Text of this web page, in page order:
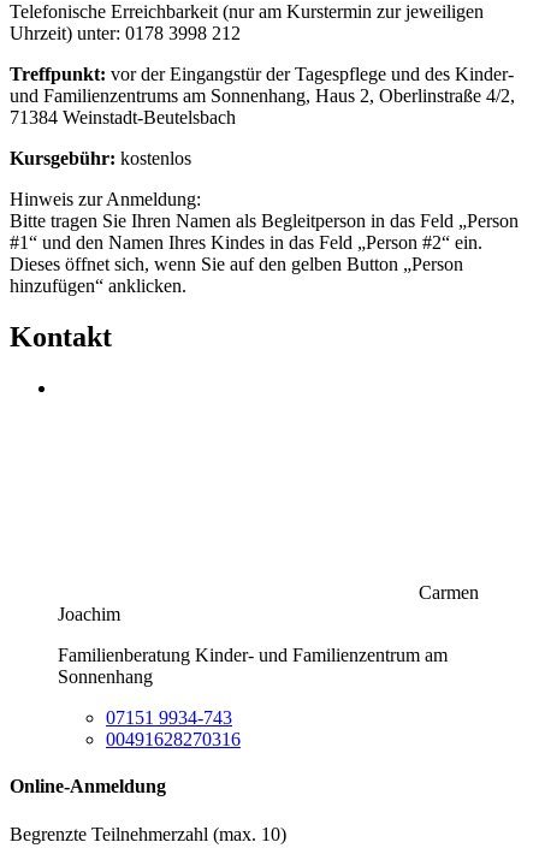
Telefonische Erreichbarkeit (nur am Kurstermin zur jeweiligen
Uhrzeit) unter: 0178 3998 212
Treffpunkt: vor der Eingangstür der Tagespflege und des Kinder-
und Familienzentrums am Sonnenhang, Haus 2, Oberlinstraße 4/2,
71384 Weinstadt-Beutelsbach
Kursgebühr: kostenlos
Hinweis zur Anmeldung:
Bitte tragen Sie Ihren Namen als Begleitperson in das Feld „Person
#1“ und den Namen Ihres Kindes in das Feld „Person #2“ ein.
Dieses öffnet sich, wenn Sie auf den gelben Button „Person
hinzufügen“ anklicken.
Kontakt
Carmen
Joachim
Familienberatung Kinder- und Familienzentrum am
Sonnenhang
07151 9934-743
00491628270316
Online-Anmeldung
Begrenzte Teilnehmer­zahl (max. 10)